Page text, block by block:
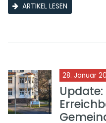
ARTIKEL LESEN
28. Januar